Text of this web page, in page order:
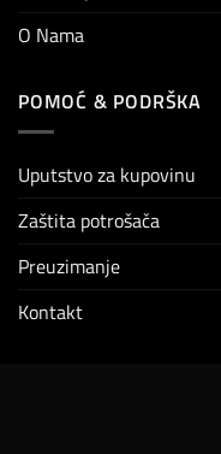
O Nama
POMOĆ & PODRŠKA
Uputstvo za kupovinu
Zaštita potrošača
Preuzimanje
Kontakt